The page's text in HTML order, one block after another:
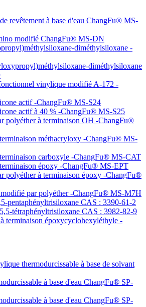
revêtement à base d'eau ChangFu® MS-
modifié ChangFu® MS-DN
diméthylsiloxane -
diméthylsiloxane
vinylique modifié A-172 -
actif -ChangFu® MS-S24
actif à 40 % -ChangFu® MS-S25
polyéther à terminaison OH -ChangFu®
méthacryloxy -ChangFu® MS-
carboxyle -ChangFu® MS-CAT
époxy -ChangFu® MS-EPT
polyéther à terminaison époxy -ChangFu®
par polyéther -ChangFu® MS-M7H
pentaphényltrisiloxane CAS : 3390-61-2
tétraphényltrisiloxane CAS : 3982-82-9
terminaison époxycyclohexyléthyle -
thermodurcissable à base de solvant
à base d'eau ChangFu® SP-
à base d'eau ChangFu® SP-